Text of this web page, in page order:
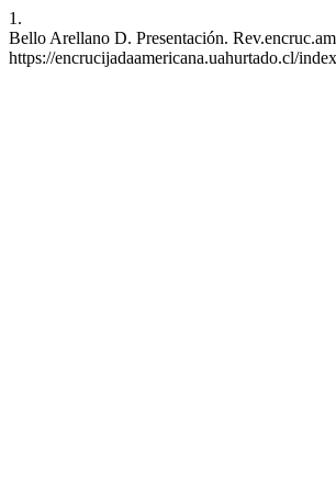
1.
Bello Arellano D. Presentación.
https://encrucijadaamericana.uahurtado.cl/